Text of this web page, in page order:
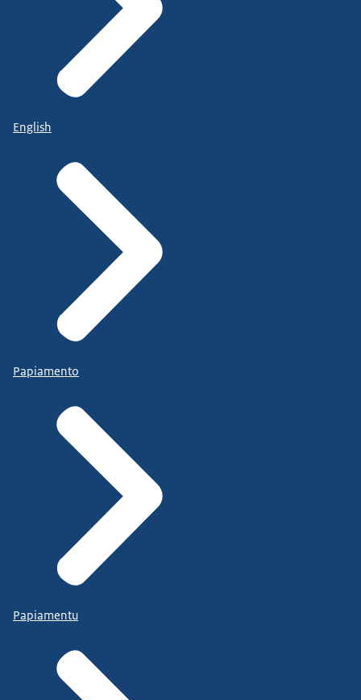
English
Papiamento
Papiamentu